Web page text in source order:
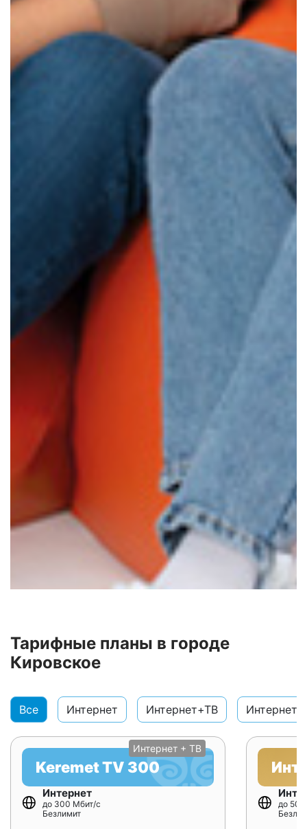
Тарифные планы в городе
Кировское
Все Интернет Интернет+ТВ
Интернет + ТВ
Keremet TV 300
Интернет
до 300 Мбит/с
Безлимит
до